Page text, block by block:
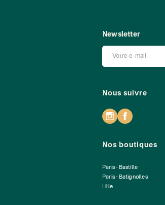
Newsletter
Nous suivre
Nos boutiques
Paris - Bastille
Paris - Batignolles
Lille